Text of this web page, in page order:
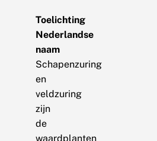
Toelichting
Nederlandse
naam
Schapenzuring
en
veldzuring
zijn
de
waardplanten